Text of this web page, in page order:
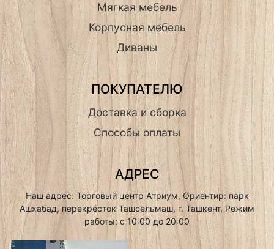
Мягкая мебель
Корпусная мебель
Диваны
ПОКУПАТЕЛЮ
Доставка и сборка
Способы оплаты
АДРЕС
Наш адрес: Торговый центр Атриум, Ориентир: парк
Ашхабад, перекрёсток Ташсельмаш, г. Ташкент, Режим
работы: с 10:00 до 20:00